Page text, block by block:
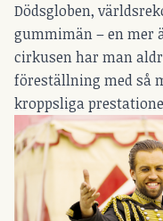
Dödsgloben,
gummimän – en mer
cirkusen har man
föreställning med så
kroppsliga